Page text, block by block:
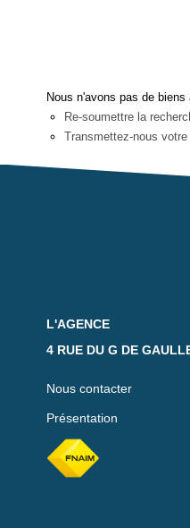
Nous n'avons pas de
Re-soumettre la
Transmettez-nous votre
L'AGENCE
4 RUE DU G DE
Nous contacter
Présentation